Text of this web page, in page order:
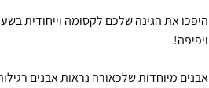
היפכו את הגינה שלכם לקסומה וייחודית
ויפיפה!
אבנים מיוחדות שלכאורה נראות אבנים